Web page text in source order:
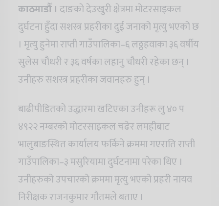
काठमाडौँ । दाङको देउखुरी क्षेत्रमा मोटरसाइकल
दुर्घटना हुँदा सशस्त्र प्रहरीका दुई जनाको मृत्यु भएको छ
। मृत्यु हुनेमा राप्ती गाउँपालिका–६ लठ्ठहवाका ३६ वर्षीय
सुलेस चौधरी र ३६ वर्षका लहानु चौधरी रहेका छन् ।
उनीहरु सशस्त्र प्रहरीका जवानहरु हुन् ।
बाढीपीडितको उद्धारमा खटिएका उनीहरू लु ४० प
४९२२ नम्बरको मोटरसाइकल चढेर लमहीबाट
भालुबाङस्थित कार्यालय फर्किने क्रममा गएराति राप्ती
गाउँपालिका–३ मसुरियामा दुर्घटनामा परेका थिए ।
उनीहरुको उपचारको क्रममा मृत्यु भएको प्रहरी नायव
निरीक्षक राजनकुमार गौतमले बताए ।